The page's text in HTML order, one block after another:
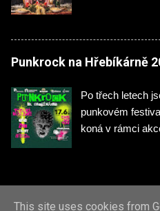
Standa, basák
Hospodka.
představí
podobná s
očima
mladší a sršící
obhospo...
Punkrock na Hřebíkárně
Po třech letech
punkovém
koná v rámci
kosmetické
This site uses cookies from